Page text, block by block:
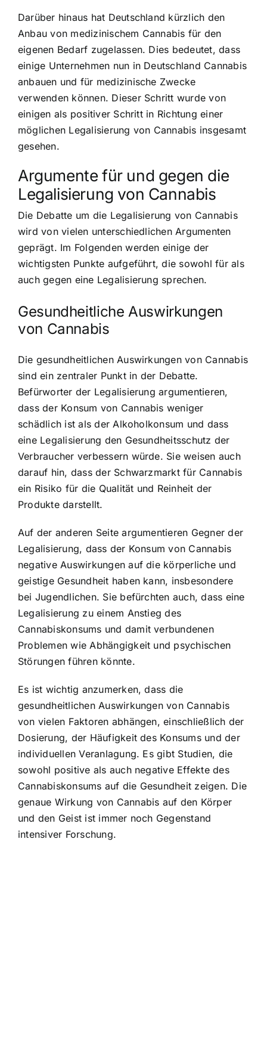
Darüber hinaus hat Deutschland kürzlich den
Anbau von medizinischem Cannabis für den
eigenen Bedarf zugelassen. Dies bedeutet, dass
einige Unternehmen nun in Deutschland Cannabis
anbauen und für medizinische Zwecke
verwenden können. Dieser Schritt wurde von
einigen als positiver Schritt in Richtung einer
möglichen Legalisierung von Cannabis insgesamt
gesehen.
Argumente für und gegen die
Legalisierung von Cannabis
Die Debatte um die Legalisierung von Cannabis
wird von vielen unterschiedlichen Argumenten
geprägt. Im Folgenden werden einige der
wichtigsten Punkte aufgeführt, die sowohl für als
auch gegen eine Legalisierung sprechen.
Gesundheitliche Auswirkungen
von Cannabis
Die gesundheitlichen Auswirkungen von Cannabis
sind ein zentraler Punkt in der Debatte.
Befürworter der Legalisierung argumentieren,
dass der Konsum von Cannabis weniger
schädlich ist als der Alkoholkonsum und dass
eine Legalisierung den Gesundheitsschutz der
Verbraucher verbessern würde. Sie weisen auch
darauf hin, dass der Schwarzmarkt für Cannabis
ein Risiko für die Qualität und Reinheit der
Produkte darstellt.
Auf der anderen Seite argumentieren Gegner der
Legalisierung, dass der Konsum von Cannabis
negative Auswirkungen auf die körperliche und
geistige Gesundheit haben kann, insbesondere
bei Jugendlichen. Sie befürchten auch, dass eine
Legalisierung zu einem Anstieg des
Cannabiskonsums und damit verbundenen
Problemen wie Abhängigkeit und psychischen
Störungen führen könnte.
Es ist wichtig anzumerken, dass die
gesundheitlichen Auswirkungen von Cannabis
von vielen Faktoren abhängen, einschließlich der
Dosierung, der Häufigkeit des Konsums und der
individuellen Veranlagung. Es gibt Studien, die
sowohl positive als auch negative Effekte des
Cannabiskonsums auf die Gesundheit zeigen. Die
genaue Wirkung von Cannabis auf den Körper
und den Geist ist immer noch Gegenstand
intensiver Forschung.